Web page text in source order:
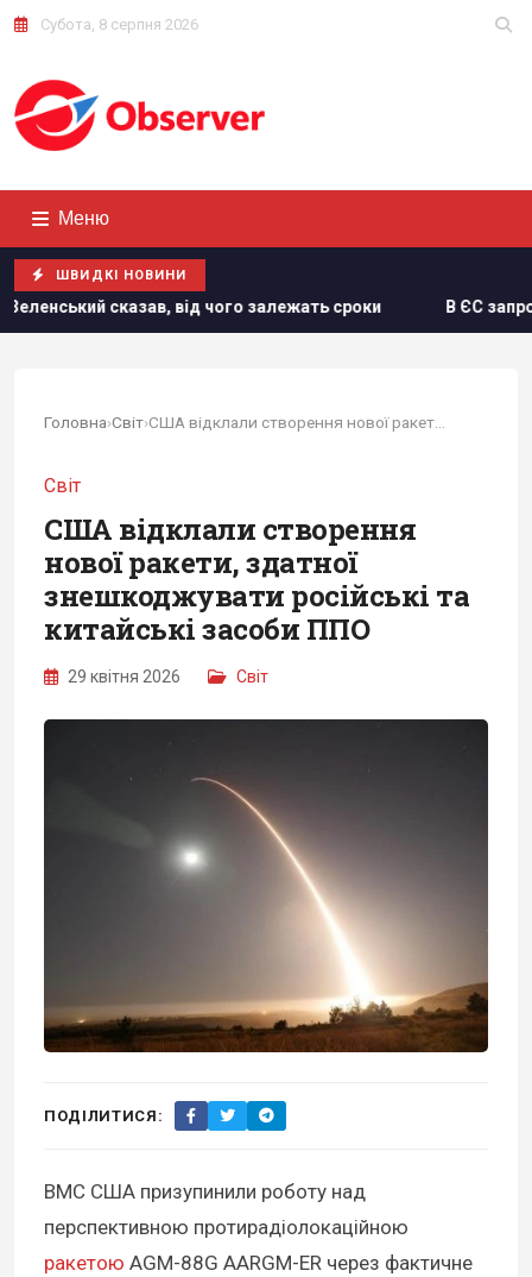
Субота, 8 серпня 2026
Меню
ШВИДКІ НОВИНИ
сроки В ЄС запропонували нову схему конфіскації
Головна›Світ›
Світ
США відклали створення
нової ракети, здатної
знешкоджувати російські та
китайські засоби ППО
29 квітня 2026 Світ
ПОДІЛИТИСЯ:
ВМС США призупинили роботу над
перспективною протирадіолокаційною
ракетою AGM-88G AARGM-ER через фактичне